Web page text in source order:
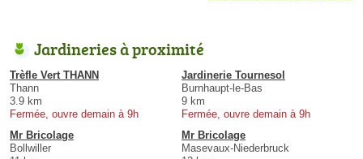
Jardineries à proximité
Trèfle Vert THANN
Thann
3.9 km
Fermée, ouvre demain à 9h
Jardinerie Tournesol
Burnhaupt-le-Bas
9 km
Fermée, ouvre demain à 9h
Mr Bricolage
Bollwiller
Mr Bricolage
Masevaux-Niederbruck